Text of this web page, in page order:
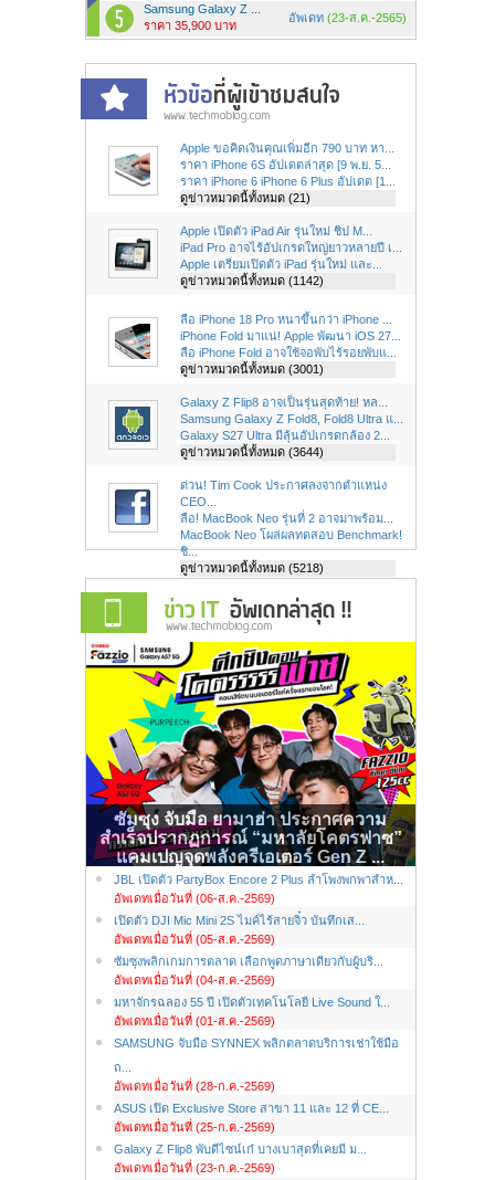
Samsung Galaxy Z ...
ราคา 35,900 บาท
อัพเดท (23-ส.ค.-2565)
Apple ขอคิดเงินคุณเพิ่มอีก 790 บาท หา...
ราคา iPhone 6S อัปเดตล่าสุด [9 พ.ย. 5...
ราคา iPhone 6 iPhone 6 Plus อัปเดต [1...
ดูข่าวหมวดนี้ทั้งหมด (21)
Apple เปิดตัว iPad Air รุ่นใหม่ ชิป M...
iPad Pro อาจไร้อัปเกรดใหญ่ยาวหลายปี เ...
Apple เตรียมเปิดตัว iPad รุ่นใหม่ และ...
ดูข่าวหมวดนี้ทั้งหมด (1142)
ลือ iPhone 18 Pro หนาขึ้นกว่า iPhone ...
iPhone Fold มาแน่! Apple พัฒนา iOS 27...
ลือ iPhone Fold อาจใช้จอพับไร้รอยพับแ...
ดูข่าวหมวดนี้ทั้งหมด (3001)
Galaxy Z Flip8 อาจเป็นรุ่นสุดท้าย! หล...
Samsung Galaxy Z Fold8, Fold8 Ultra แ...
Galaxy S27 Ultra มีลุ้นอัปเกรดกล้อง 2...
ดูข่าวหมวดนี้ทั้งหมด (3644)
ด่วน! Tim Cook ประกาศลงจากตำแหน่ง
CEO...
ลือ! MacBook Neo รุ่นที่ 2 อาจมาพร้อม...
MacBook Neo โผล่ผลทดสอบ Benchmark!
ชิ...
ดูข่าวหมวดนี้ทั้งหมด (5218)
ซัมซุง จับมือ ยามาฮ่า ประกาศความ
สำเร็จปรากฏการณ์ “มหาลัยโคตรฟาซ”
แคมเปญจุดพลังครีเอเตอร์ Gen Z ...
JBL เปิดตัว PartyBox Encore 2 Plus ลำโพงพกพาสำห...
อัพเดทเมื่อวันที่ (06-ส.ค.-2569)
เปิดตัว DJI Mic Mini 2S ไมค์ไร้สายจิ๋ว บันทึกเส...
อัพเดทเมื่อวันที่ (05-ส.ค.-2569)
ซัมซุงพลิกเกมการตลาด เลือกพูดภาษาเดียวกับผู้บริ...
อัพเดทเมื่อวันที่ (04-ส.ค.-2569)
มหาจักรฉลอง 55 ปี เปิดตัวเทคโนโลยี Live Sound ใ...
อัพเดทเมื่อวันที่ (01-ส.ค.-2569)
SAMSUNG จับมือ SYNNEX พลิกตลาดบริการเช่าใช้มือ
ถ...
อัพเดทเมื่อวันที่ (28-ก.ค.-2569)
ASUS เปิด Exclusive Store สาขา 11 และ 12 ที่ CE...
อัพเดทเมื่อวันที่ (25-ก.ค.-2569)
Galaxy Z Flip8 พับดีไซน์เก๋ บางเบาสุดที่เคยมี ม...
อัพเดทเมื่อวันที่ (23-ก.ค.-2569)